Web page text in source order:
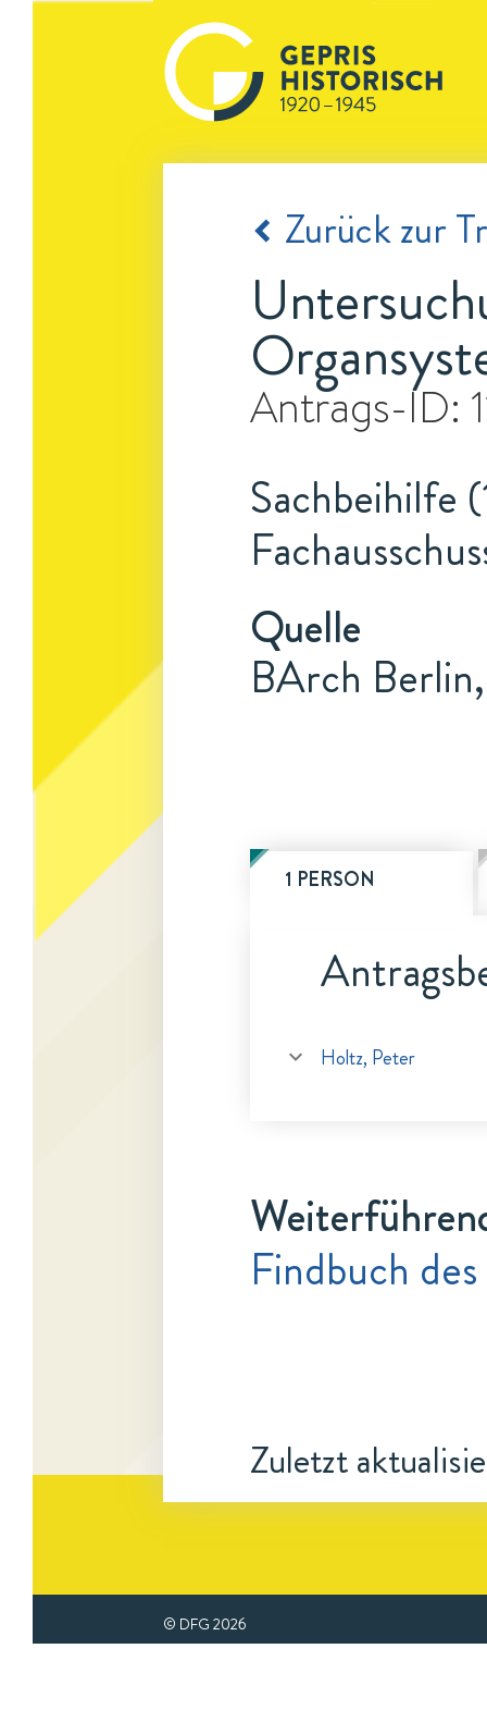
Zurück zur
Antrags-ID:
Sachbeihilfe
Quelle
BArch
1 PERSON
Holtz, Peter
Findbuch
Zuletzt
© DFG 2026